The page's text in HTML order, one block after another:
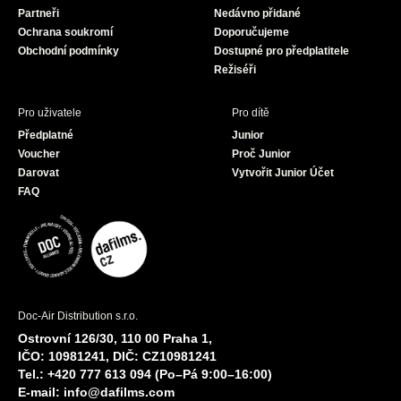
Partneři
Ochrana soukromí
Obchodní podmínky
Nedávno přidané
Doporučujeme
Dostupné pro předplatitele
Režiséři
Pro uživatele
Předplatné
Voucher
Darovat
FAQ
Pro dítě
Junior
Proč Junior
Vytvořit Junior Účet
Doc-Air Distribution s.r.o.
Ostrovní 126/30, 110 00 Praha 1,
IČO: 10981241, DIČ: CZ10981241
Tel.: +420 777 613 094 (Po–Pá 9:00–16:00)
E-mail: info@dafilms.com